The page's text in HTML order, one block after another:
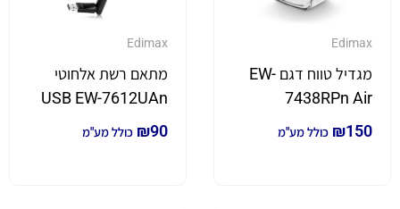
Edimax
מגדיל טווח דגם EW-
7438RPn Air
₪150 כולל מע"מ
Edimax
מתאם רשת אלחוטי
USB EW-7612UAn
₪90 כולל מע"מ